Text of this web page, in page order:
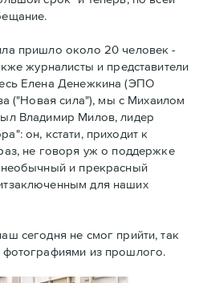
пришло около 20 человек -
журналисты и представители
Елена Денежкина (ЭПО
("Новая сила"), мы с Михаилом
Владимир Милов, лидер
он, кстати, приходит к
не говоря уж о поддержке
и прекрасный
для наших
сегодня не смог прийти, так
фотографиями из прошлого.